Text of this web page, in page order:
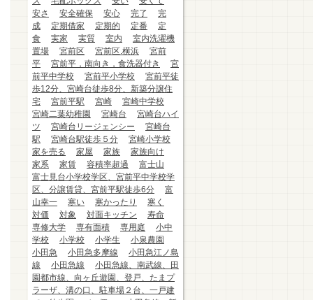
安さ
安全確保 安心 完了
完
成
定期借家 定期的 定番
定
食
実家 実質 室内
室内洗濯機
置場
宮前区 宮前区.横浜
宮前
平
宮前平，南向き，食洗器付き
宮
前平中学校
宮前平小学校
宮前平徒
歩12分、宮崎台徒歩8分、新築分譲住
宅
宮前平駅 宮崎
宮崎中学校
宮崎二葉幼稚園
宮崎台
宮崎台ハイ
ツ
宮崎台リージェンシー
宮崎台
駅
宮崎台駅徒歩５分
宮崎小学校
家を売る
家屋 家族
家族向け
家系
家賃 容積率超過
富士山
富士見台小学校学区、宮前平中学校学
区、分譲賃貸、宮前平駅徒歩6分
富
山幸一
寒い 寒かったり
寒く
対価
対象 対面キッチン
寿命
専修大学
専有面積 専用庭
小中
学校
小学校 小学生
小泉農園
小田急
小田急多摩線
小田急江ノ島
線
小田急線
小田急線、南武線、田
園都市線、向ヶ丘遊園、登戸、たまプ
ラーザ、溝の口、駐車場２台、一戸建